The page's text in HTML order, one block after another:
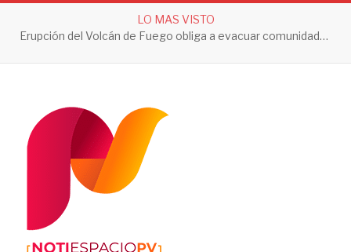
LO MAS VISTO
Erupción del Volcán de Fuego obliga a evacuar comunidades y mantiene en alerta a Guatemala